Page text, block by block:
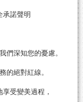
承諾聲明
們深知您的憂慮。
的絕對紅線。
受變美過程，